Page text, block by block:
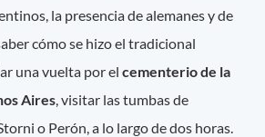
la presencia de alemanes y de
cómo se hizo el tradicional
una vuelta por el cementerio de la
Aires , visitar las tumbas de
o Perón, a lo largo de dos horas.